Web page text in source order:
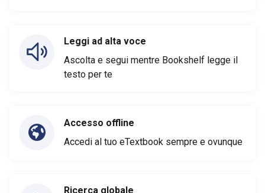
Leggi ad alta voce
Ascolta e segui mentre Bookshelf legge il
testo per te
Accesso offline
Accedi al tuo eTextbook sempre e ovunque
Ricerca globale